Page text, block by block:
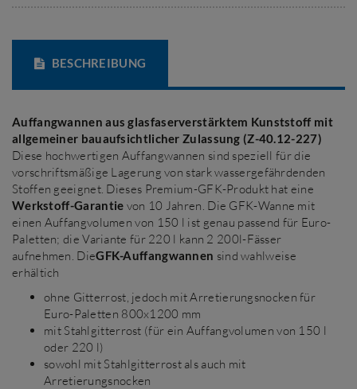
BESCHREIBUNG
Auffangwannen aus glasfaserverstärktem Kunststoff mit
allgemeiner bauaufsichtlicher Zulassung (Z-40.12-227)
Diese hochwertigen Auffangwannen sind speziell für die
vorschriftsmäßige Lagerung von stark wassergefährdenden
Stoffen geeignet. Dieses Premium-GFK-Produkt hat eine
Werkstoff-Garantie von 10 Jahren. Die GFK-Wanne mit
einen Auffangvolumen von 150 l ist genau passend für Euro-
Paletten; die Variante für 220 l kann 2 200l-Fässer
aufnehmen. DieGFK-Auffangwannen sind wahlweise
erhältich
ohne Gitterrost, jedoch mit Arretierungsnocken für
Euro-Paletten 800x1200 mm
mit Stahlgitterrost (für ein Auffangvolumen von 150 l
oder 220 l)
sowohl mit Stahlgitterrost als auch mit
Arretierungsnocken